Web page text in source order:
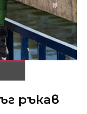
ръкав